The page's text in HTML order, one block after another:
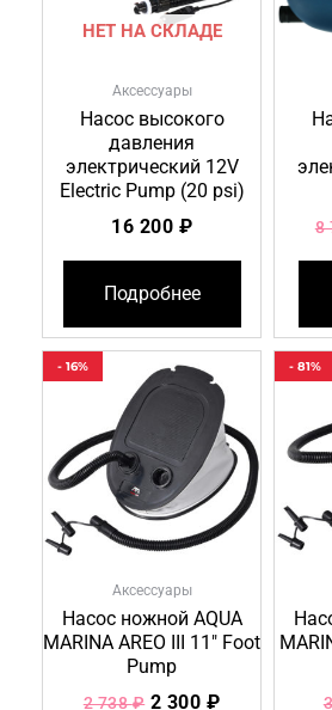
НЕТ НА СКЛАДЕ
Аксессуары
Насос высокого
давления
электрический 12V
Electric Pump (20 psi)
16 200 ₽
Подробнее
8
- 16%
Аксессуары
Насос ножной AQUA
MARINA AREO III 11″ Foot
Pump
2 738₽
Первоначальная
цена
составляла
738 ₽.
2 300 ₽
Текущая
цена:
2
300 ₽.
- 81%